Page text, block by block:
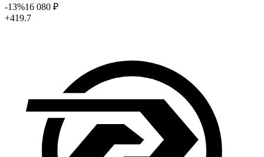
-13%16 080 ₽
+419.7